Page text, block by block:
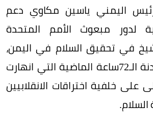
اليمني ياسين مكاوي دعم
لدور مبعوث الأمم المتحدة
في تحقيق السلام في اليمن،
مشيرا إلى أن هدنة الـ72ساعة الماضية التي انهارت
على خلفية اختراقات الانقلابيين